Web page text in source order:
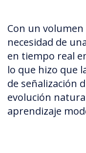
Con un
necesidad de
en tiempo real
lo que hizo que
de señalización
evolución
aprendizaje